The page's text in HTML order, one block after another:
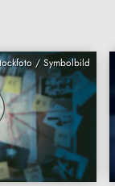
/ Symbolbild